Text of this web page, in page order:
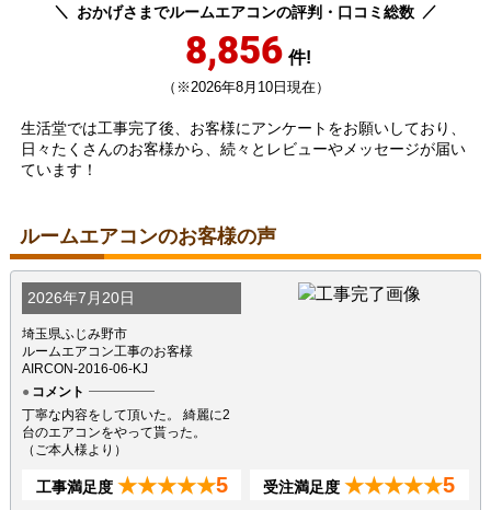
おかげさまでルームエアコンの評判・口コミ総数
8,856 件!
（※2026年8月10日現在）
生活堂では工事完了後、お客様にアンケートをお願いしており、
日々たくさんのお客様から、続々とレビューやメッセージが届い
ています！
ルームエアコンのお客様の声
2026年7月20日
埼玉県ふじみ野市
ルームエアコン工事のお客様
AIRCON-2016-06-KJ
コメント
丁寧な内容をして頂いた。 綺麗に2
台のエアコンをやって貰った。
（ご本人様より）
工事満足度 ★★★★★5 受注満足度 ★★★★★5